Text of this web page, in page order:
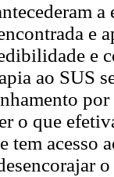
e
e
ao SUS
o que
tem acesso